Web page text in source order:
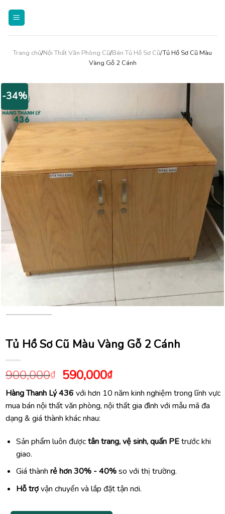
Trang chủ/Nội Thất Văn Phòng Cũ/Bán Tủ Hồ Sơ Cũ/Tủ Hồ Sơ Cũ Màu
Vàng Gỗ 2 Cánh
-34%
Tủ Hồ Sơ Cũ Màu Vàng Gỗ 2 Cánh
900,000₫ Giá
gốc
là:
900,000₫.
590,000₫Giá
hiện
tại
là:
Hàng Thanh Lý 436 với hơn 10 năm kinh nghiệm trong lĩnh vực
mua bán nội thất văn phòng, nội thất gia đình với mẫu mã đa
dạng & giá thành khác nhau:
Sản phẩm luôn đượctân trang, vệ sinh, quấn PEtrước khi
giao.
Giá thành rẻ hơn 30% - 40%so với thị trường.
Hỗ trợvận chuyển và lắp đặt tận nơi.